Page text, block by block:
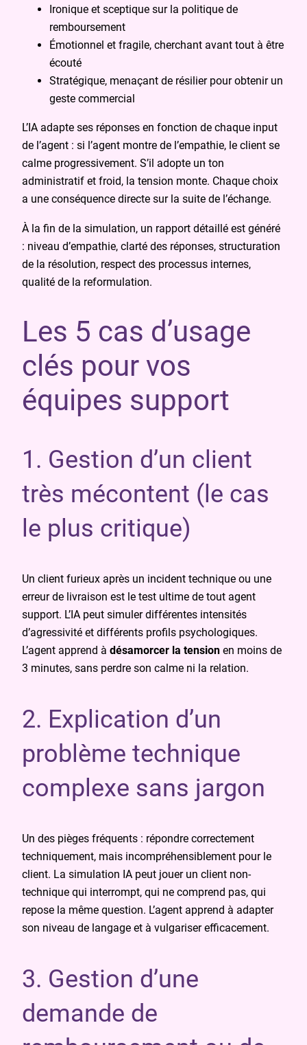
Ironique et sceptique sur la politique de
remboursement
Émotionnel et fragile, cherchant avant tout à être
écouté
Stratégique, menaçant de résilier pour obtenir un
geste commercial
L’IA adapte ses réponses en fonction de chaque input
de l’agent : si l’agent montre de l’empathie, le client se
calme progressivement. S’il adopte un ton
administratif et froid, la tension monte. Chaque choix
a une conséquence directe sur la suite de l’échange.
À la fin de la simulation, un rapport détaillé est généré
: niveau d’empathie, clarté des réponses, structuration
de la résolution, respect des processus internes,
qualité de la reformulation.
Les 5 cas d’usage
clés pour vos
équipes support
1. Gestion d’un client
très mécontent (le cas
le plus critique)
Un client furieux après un incident technique ou une
erreur de livraison est le test ultime de tout agent
support. L’IA peut simuler différentes intensités
d’agressivité et différents profils psychologiques.
L’agent apprend à désamorcer la tension en moins de
3 minutes, sans perdre son calme ni la relation.
2. Explication d’un
problème technique
complexe sans jargon
Un des pièges fréquents : répondre correctement
techniquement, mais incompréhensiblement pour le
client. La simulation IA peut jouer un client non-
technique qui interrompt, qui ne comprend pas, qui
repose la même question. L’agent apprend à adapter
son niveau de langage et à vulgariser efficacement.
3. Gestion d’une
demande de